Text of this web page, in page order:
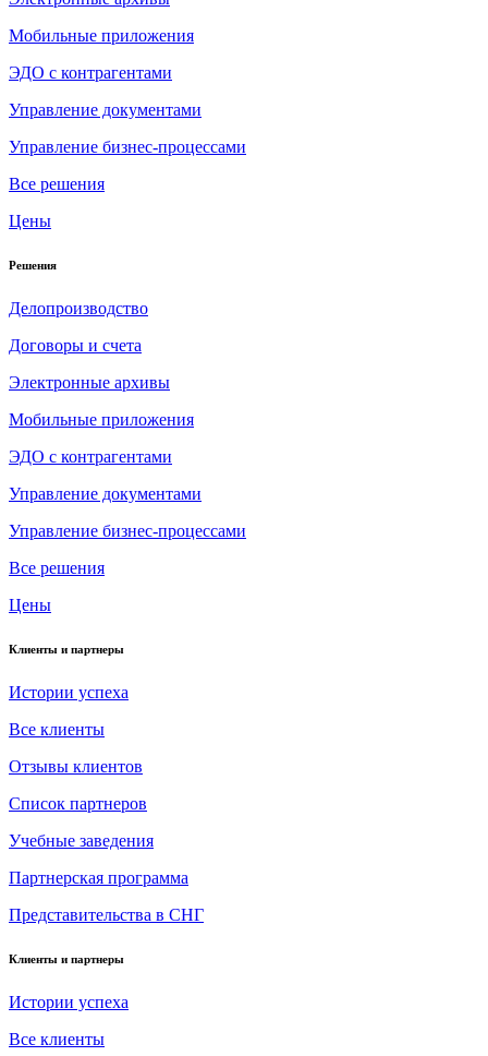
Мобильные приложения
ЭДО с контрагентами
Управление документами
Управление бизнес-процессами
Все решения
Цены
Решения
Делопроизводство
Договоры и счета
Электронные архивы
Мобильные приложения
ЭДО с контрагентами
Управление документами
Управление бизнес-процессами
Все решения
Цены
Клиенты и партнеры
Истории успеха
Все клиенты
Отзывы клиентов
Список партнеров
Учебные заведения
Партнерская программа
Представительства в СНГ
Клиенты и партнеры
Истории успеха
Все клиенты